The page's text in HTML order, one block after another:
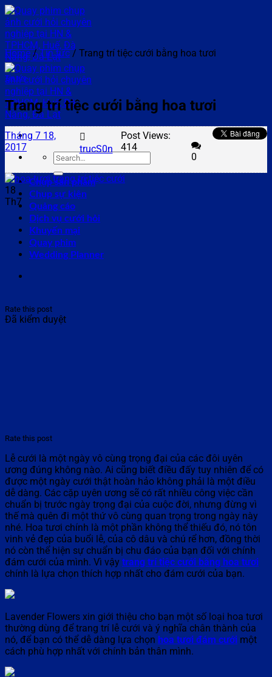
Skip
to
content
Chụp sản phẩm
Chụp sự kiện
Quảng cáo
Dịch vụ cưới hỏi
Khuyến mại
Quay phim
Wedding Planner
Home / Tin tức / Trang trí tiệc cưới bằng hoa tươi
Tin tức
Trang trí tiệc cưới bằng hoa tươi
Tháng 7 18,
2017
trucS0n
Post Views:
414
0
18
Th7
Rate this post
Đã kiểm duyệt
Rate this post
Lễ cưới là một ngày vô cùng trọng đại của các đôi uyên
ương đúng không nào. Ai cũng biết điều đấy tuy nhiên để có
được một ngày cưới thật hoàn hảo không phải là một điều
dễ dàng. Các cặp uyên ương sẽ có rất nhiều công việc cần
chuẩn bị trước ngày trọng đại của cuộc đời, nhưng đừng vì
thế mà quên đi một thứ vô cùng quan trọng trong ngày này
nhé. Hoa tươi chính là một phần không thể thiếu đó, nó tôn
vinh vẻ đẹp của buổi lễ, của cô dâu và chú rể hơn, đồng thời
nó còn thể hiện sự chuẩn bị chu đáo của bạn đối với chính
đám cưới của mình. Vì vậy trang trí tiệc cưới bằng hoa tươi
chính là lựa chọn thích hợp nhất cho đám cưới của bạn.
Lavender Flowers xin giới thiệu cho bạn một số loại hoa tươi
thường dùng để trang trí lễ cưới và ý nghĩa chân thành của
nó, để bạn có thể dễ dàng lựa chọn hoa tươi đám cưới một
cách phù hợp nhất với chính bản thân mình.